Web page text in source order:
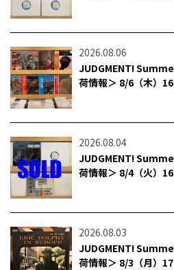
2026.08.06
JUDGMENT!
荷情報＞ 8/6（木）
2026.08.04
JUDGMENT!
荷情報＞ 8/4（火）
2026.08.03
JUDGMENT!
荷情報＞ 8/3（月）